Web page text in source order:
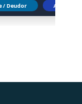
/ Deudor Abogado